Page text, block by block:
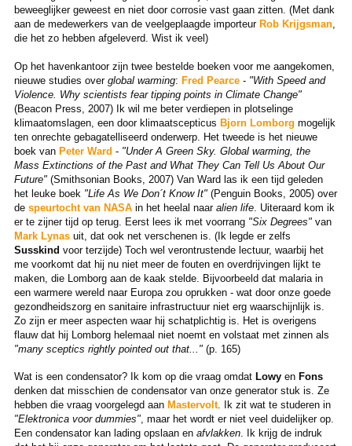
beweeglijker geweest en niet door corrosie vast gaan zitten. (Met dank
aan de medewerkers van de veelgeplaagde importeur Rob Krijgsman,
die het zo hebben afgeleverd. Wist ik veel)
Op het havenkantoor zijn twee bestelde boeken voor me aangekomen,
nieuwe studies over global warming: Fred Pearce- "With Speed and
Violence. Why scientists fear tipping points in Climate Change"
(Beacon Press, 2007) Ik wil me beter verdiepen in plotselinge
klimaatomslagen, een door klimaatscepticus Bjorn Lomborg mogelijk
ten onrechte gebagatelliseerd onderwerp. Het tweede is het nieuwe
boek van Peter Ward - "Under A Green Sky. Global warming, the
Mass Extinctions of the Past and What They Can Tell Us About Our
Future"(Smithsonian Books, 2007) Van Ward las ik een tijd geleden
het leuke boek "Life As We Don´t Know It"(Penguin Books, 2005) over
de speurtocht van NASAin het heelal naar alien life. Uiteraard kom ik
er te zijner tijd op terug. Eerst lees ik met voorrang "Six Degrees"van
Mark Lynasuit, dat ook net verschenen is. (Ik legde er zelfs
Susskind voor terzijde) Toch wel verontrustende lectuur, waarbij het
me voorkomt dat hij nu niet meer de fouten en overdrijvingen lijkt te
maken, die Lomborg aan de kaak stelde. Bijvoorbeeld dat malaria in
een warmere wereld naar Europa zou oprukken - wat door onze goede
gezondheidszorg en sanitaire infrastructuur niet erg waarschijnlijk is.
Zo zijn er meer aspecten waar hij schatplichtig is. Het is overigens
flauw dat hij Lomborg helemaal niet noemt en volstaat met zinnen als
"many sceptics rightly pointed out that..."(p. 165)
Wat is een condensator? Ik kom op die vraag omdat LowyenFons
denken dat misschien de condensator van onze generator stuk is. Ze
hebben die vraag voorgelegd aan Mastervolt. Ik zit wat te studeren in
"Elektronica voor dummies", maar het wordt er niet veel duidelijker op.
Een condensator kan lading opslaan en afvlakken. Ik krijg de indruk